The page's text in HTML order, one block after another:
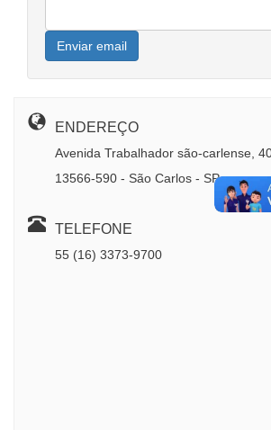
Enviar email
ENDEREÇO
Avenida Trabalhador são-carlense,
13566-590 - São Carlos - SP
TELEFONE
55 (16) 3373-9700